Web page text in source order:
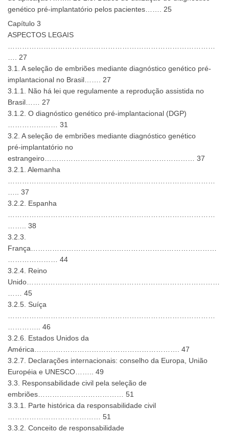
genético pré-implantatório pelos pacientes……. 25
Capítulo 3
ASPECTOS LEGAIS
…. 27
3.1. A seleção de embriões mediante diagnóstico genético pré-
implantacional no Brasil……. 27
3.1.1. Não há lei que regulamente a reprodução assistida no
Brasil…… 27
3.1.2. O diagnóstico genético pré-implantacional (DGP)
………………… 31
3.2. A seleção de embriões mediante diagnóstico genético
pré-implantatório no
estrangeiro……………………………………………………… 37
3.2.1. Alemanha
….. 37
3.2.2. Espanha
…….. 38
3.2.3.
França……………………………………………………………………
………………… 44
3.2.4. Reino
Unido………………………………………………………………………
…… 45
3.2.5. Suíça
………….. 46
3.2.6. Estados Unidos da
América……………………………………………………. 47
3.2.7. Declarações internacionais: conselho da Europa, União
Européia e UNESCO…….. 49
3.3. Responsabilidade civil pela seleção de
embriões……………………………… 51
3.3.1. Parte histórica da responsabilidade civil
………………………………… 51
3.3.2. Conceito de responsabilidade